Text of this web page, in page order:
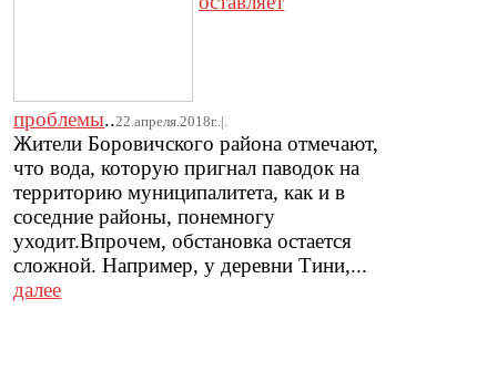
проблемы..22.апреля.2018г..|.
Жители Боровичского района отмечают,
что вода, которую пригнал паводок на
территорию муниципалитета, как и в
соседние районы, понемногу
уходит.Впрочем, обстановка остается
сложной. Например, у деревни Тини,...
далее